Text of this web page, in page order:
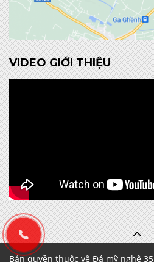
VIDEO GIỚI THIỆU
Bản quyền thuộc về Đá mỹ nghệ 35